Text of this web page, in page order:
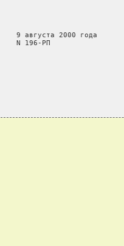
   9 августа 2000 года
   N 196-РП